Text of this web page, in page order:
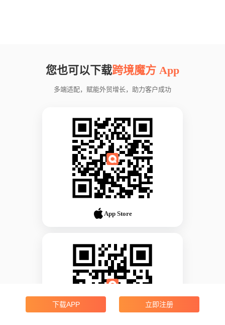
您也可以下载跨境魔方 App
多端适配，赋能外贸增长，助力客户成功
App Store
下载APP 立即注册